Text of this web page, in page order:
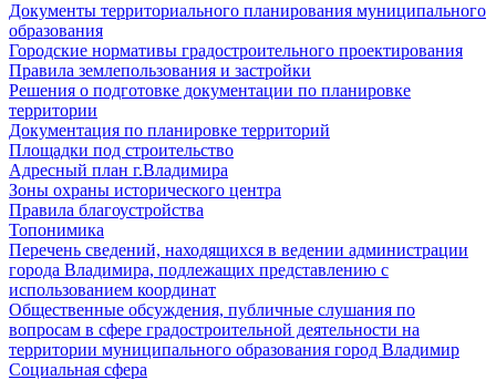
Документы территориального планирования муниципального
образования
Городские нормативы градостроительного проектирования
Правила землепользования и застройки
Решения о подготовке документации по планировке
территории
Документация по планировке территорий
Площадки под строительство
Адресный план г.Владимира
Зоны охраны исторического центра
Правила благоустройства
Топонимика
Перечень сведений, находящихся в ведении администрации
города Владимира, подлежащих представлению с
использованием координат
Общественные обсуждения, публичные слушания по
вопросам в сфере градостроительной деятельности на
территории муниципального образования город Владимир
Социальная сфера